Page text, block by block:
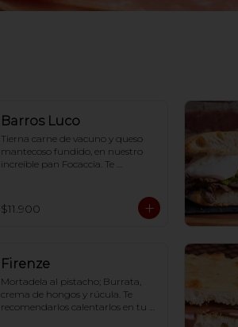
Barros Luco
Tierna carne de vacuno y queso
mantecoso fundido, en nuestro
increíble pan Focaccia. Te
para que tome la crocancia
óptima ;)
$11.900
Firenze
Mortadela al pistacho; Burrata,
crema de hongos y rúcula. Te
recomendarlos calentarlos en tu